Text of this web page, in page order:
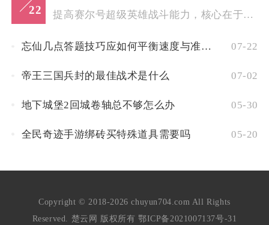
22
提高赛尔号超级英雄战斗能力，核心在于精灵养成、阵容搭配、装备...
忘仙几点答题技巧应如何平衡速度与准确性 07-22
帝王三国兵封的最佳战术是什么 07-02
地下城堡2回城卷轴总不够怎么办 05-30
全民奇迹手游绑砖买特殊道具需要吗 05-20
Copyright © 2018-2026 chuyun704.com All Rights
Reserved. 楚云网 版权所有 鄂ICP备2021007137号-31